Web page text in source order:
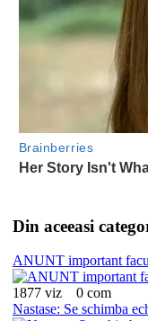
Din aceeasi
ANUNT important
1877 viz
0 com
Nastase: Se schimba